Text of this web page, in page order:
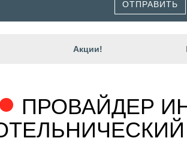
ОТПРАВИТЬ
Акции!
ПРОВАЙДЕР